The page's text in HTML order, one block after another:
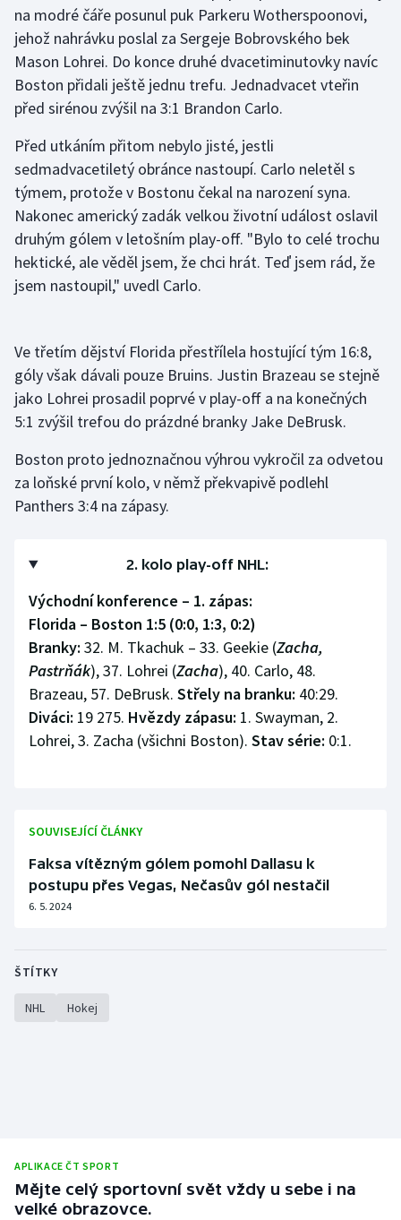
Stolní tenis
Triatlon
Veslování
Vodní slalom
Ostatní
na modré čáře posunul puk Parkeru Wotherspoonovi,
jehož nahrávku poslal za Sergeje Bobrovského bek
Mason Lohrei. Do konce druhé dvacetiminutovky navíc
Boston přidali ještě jednu trefu. Jednadvacet vteřin
před sirénou zvýšil na 3:1 Brandon Carlo.
Před utkáním přitom nebylo jisté, jestli
sedmadvacetiletý obránce nastoupí. Carlo neletěl s
týmem, protože v Bostonu čekal na narození syna.
Nakonec americký zadák velkou životní událost oslavil
druhým gólem v letošním play-off. "Bylo to celé trochu
hektické, ale věděl jsem, že chci hrát. Teď jsem rád, že
jsem nastoupil," uvedl Carlo.
Ve třetím dějství Florida přestřílela hostující tým 16:8,
góly však dávali pouze Bruins. Justin Brazeau se stejně
jako Lohrei prosadil poprvé v play-off a na konečných
5:1 zvýšil trefou do prázdné branky Jake DeBrusk.
Boston proto jednoznačnou výhrou vykročil za odvetou
za loňské první kolo, v němž překvapivě podlehl
Panthers 3:4 na zápasy.
2. kolo play-off NHL:
Východní konference – 1. zápas:
Florida – Boston 1:5 (0:0, 1:3, 0:2)
Branky: 32. M. Tkachuk – 33. Geekie (Zacha,
Pastrňák), 37. Lohrei (Zacha), 40. Carlo, 48.
Brazeau, 57. DeBrusk. Střely na branku: 40:29.
Diváci: 19 275. Hvězdy zápasu: 1. Swayman, 2.
Lohrei, 3. Zacha (všichni Boston). Stav série: 0:1.
SOUVISEJÍCÍ ČLÁNKY
Faksa vítězným gólem pomohl Dallasu k
postupu přes Vegas, Nečasův gól nestačil
6. 5. 2024
ŠTÍTKY
NHL Hokej
APLIKACE ČT SPORT
Mějte celý sportovní svět vždy u sebe i na
velké obrazovce.